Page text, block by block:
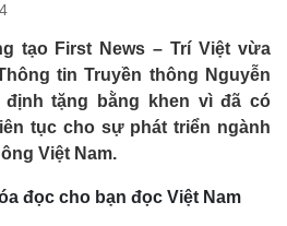
Xã hội
Tin 24h
Dự báo thời tiết
Giáo dục
Dấu ấn VOV
Việc làm
tạo First News – Trí Việt vừa
tin Truyền thông Nguyễn
định tặng bằng khen vì đã có
tục cho sự phát triển ngành
Việt Nam.
đọc cho bạn đọc Việt Nam